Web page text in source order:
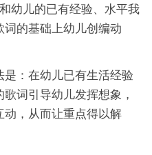
幼儿的已有经验、水平我
的基础上幼儿创编动
：在幼儿已有生活经验
词引导幼儿发挥想象，
动，从而让重点得以解